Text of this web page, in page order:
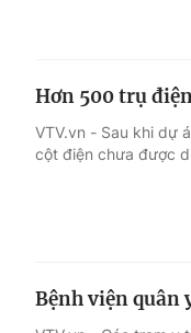
Hơn 500 trụ
VTV.vn - Sau khi dự
cột điện chưa được
Bệnh viện quân